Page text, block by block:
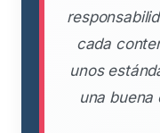
cada
unos
una buena